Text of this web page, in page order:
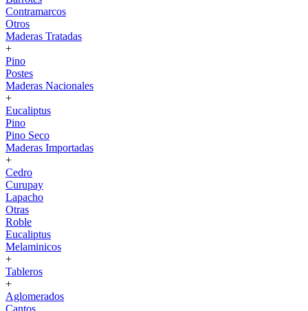
Contramarcos
Otros
Maderas Tratadas
+
Pino
Postes
Maderas Nacionales
+
Eucaliptus
Pino
Pino Seco
Maderas Importadas
+
Cedro
Curupay
Lapacho
Otras
Roble
Eucaliptus
Melaminicos
+
Tableros
+
Aglomerados
Cantos